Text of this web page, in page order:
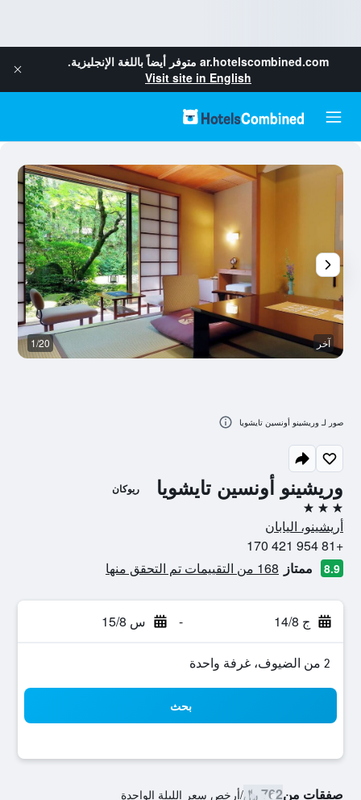
ar.hotelscombined.com متوفر أيضاً باللغة الإنجليزية.
Visit site in English
وريشينو أونسين تايشويا ريوكان
3 نجوم
أريشينو، اليابان
+81 954 421 170
8.9 ممتاز 168 من التقييمات تم التحقق منها
ج 14/8 - س 15/8
2 من الضيوف، غرفة واحدة
بحث
صفقات من762 ﷼ /أرخص سعر الليلة الواحدة
آخر 1/20
صور لـ وريشينو أونسين تايشويا